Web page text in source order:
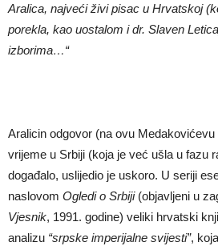
Aralica, najveći živi pisac u Hrvatskoj
porekla, kao uostalom i dr. Slaven
izborima…“
Aralicin odgovor (na ovu
vrijeme u Srbiji (koja je već ušla u fazu
događalo, uslijedio je uskoro. U seriji
naslovom Ogledi o Srbiji(objavljeni u
Vjesnik, 1991. godine) veliki hrvatski
analizu “srpske imperijalne svijesti”,